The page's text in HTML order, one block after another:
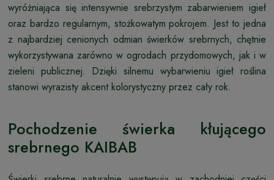
wyróżniająca się intensywnie srebrzystym zabarwieniem igieł
oraz bardzo regularnym, stożkowatym pokrojem. Jest to jedna
z najbardziej cenionych odmian świerków srebrnych, chętnie
wykorzystywana zarówno w ogrodach przydomowych, jak i w
zieleni publicznej. Dzięki silnemu wybarwieniu igieł roślina
stanowi wyrazisty akcent kolorystyczny przez cały rok.
Pochodzenie świerka kłującego
srebrnego KAIBAB